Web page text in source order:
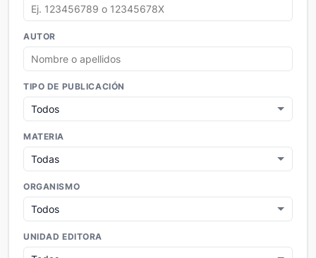
AUTOR
TIPO DE PUBLICACIÓN
MATERIA
ORGANISMO
UNIDAD EDITORA